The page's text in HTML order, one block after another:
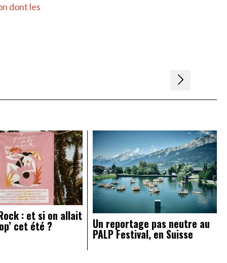
dont les
: et si on allait
cet été ? Un reportage pas neutre au
PALP Festival, en Suisse